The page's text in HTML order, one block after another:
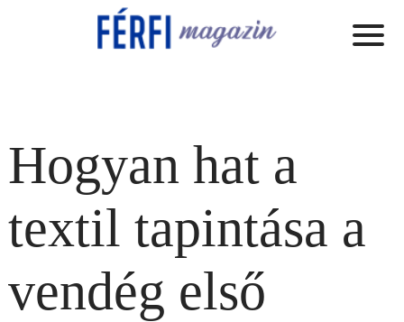
Hogyan hat a
textil tapintása a
vendég első